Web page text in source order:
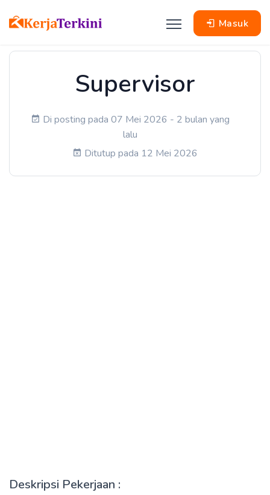
Masuk
Supervisor
Di posting pada 07 Mei 2026 - 2 bulan yang
lalu
Ditutup pada 12 Mei 2026
Deskripsi Pekerjaan :